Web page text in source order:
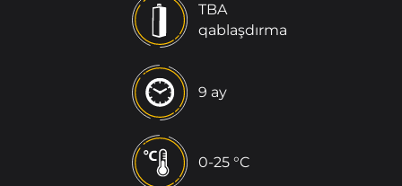
TBA
qablaşdırma
0-25 °C
9 ay